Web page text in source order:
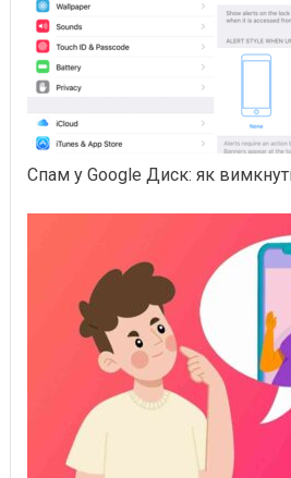
Спам у Google Диск: як